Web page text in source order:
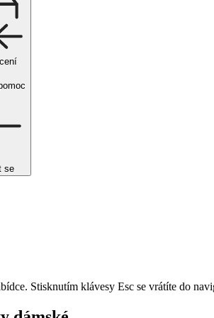
se
Stisknutím klávesy Esc se vrátíte do